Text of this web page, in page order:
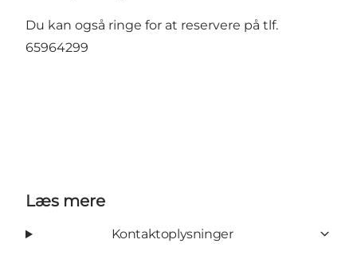
Du kan også ringe for at reservere på tlf.
65964299
Læs mere
Kontaktoplysninger